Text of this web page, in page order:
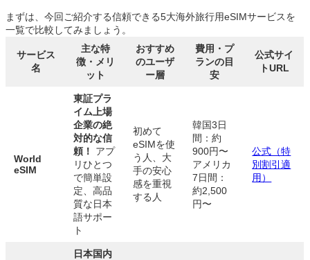
まずは、今回ご紹介する信頼できる5大海外旅行用eSIMサービスを
一覧で比較してみましょう。
サービス
名
主な特
徴・メリ
ット
おすすめ
のユーザ
ー層
費用・プ
ランの目
安
公式サイ
トURL
World
eSIM
東証プラ
イム上場
企業の絶
対的な信
頼！
アプ
リひとつ
で簡単設
定、高品
質な日本
語サポー
ト
初めて
eSIMを使
う人、大
手の安心
感を重視
する人
韓国3日
間：約
900円〜
アメリカ
7日間：
約2,500
円〜
公式（特
別割引適
用）
日本国内